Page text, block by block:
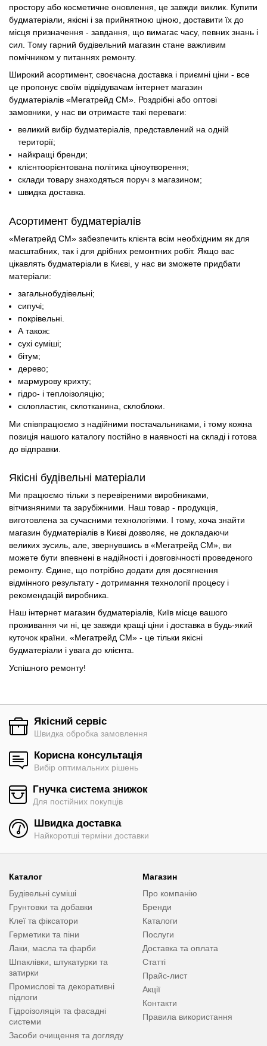
простору або косметичне оновлення, це завжди виклик. Купити
будматеріали, якісні і за прийнятною ціною, доставити їх до
місця призначення - завдання, що вимагає часу, певних знань і
сил. Тому гарний будівельний магазин стане важливим
помічником у питаннях ремонту.
Широкий асортимент, своєчасна доставка і приємні ціни - все
це пропонує своїм відвідувачам інтернет магазин
будматеріалів «Мегатрейд СМ». Роздрібні або оптові
замовники, у нас ви отримаєте такі переваги:
великий вибір будматеріалів, представлений на одній
території;
найкращі бренди;
клієнтоорієнтована політика ціноутворення;
склади товару знаходяться поруч з магазином;
швидка доставка.
Асортимент будматеріалів
«Мегатрейд СМ» забезпечить клієнта всім необхідним як для
масштабних, так і для дрібних ремонтних робіт. Якщо вас
цікавлять будматеріали в Києві, у нас ви зможете придбати
матеріали:
загальнобудівельні;
сипучі;
покрівельні.
А також:
сухі суміші;
бітум;
дерево;
мармурову крихту;
гідро- і теплоізоляцію;
склопластик, склотканина, склоблоки.
Ми співпрацюємо з надійними постачальниками, і тому кожна
позиція нашого каталогу постійно в наявності на складі і готова
до відправки.
Якісні будівельні матеріали
Ми працюємо тільки з перевіреними виробниками,
вітчизняними та зарубіжними. Наш товар - продукція,
виготовлена за сучасними технологіями. І тому, хоча знайти
магазин будматеріалів в Києві дозволяє, не докладаючи
великих зусиль, але, звернувшись в «Мегатрейд СМ», ви
можете бути впевнені в надійності і довговічності проведеного
ремонту. Єдине, що потрібно додати для досягнення
відмінного результату - дотримання технології процесу і
рекомендацій виробника.
Наш інтернет магазин будматеріалів, Київ місце вашого
проживання чи ні, це завжди кращі ціни і доставка в будь-який
куточок країни. «Мегатрейд СМ» - це тільки якісні
будматеріали і увага до клієнта.
Успішного ремонту!
Якісний сервіс
Швидка обробка замовлення
Корисна консультація
Вибір оптимальних рішень
Гнучка система знижок
Для постійних покупців
Швидка доставка
Найкоротші терміни доставки
Каталог
Будівельні суміші
Грунтовки та добавки
Клеї та фіксатори
Герметики та піни
Лаки, масла та фарби
Шпаклівки, штукатурки та
затирки
Промислові та декоративні
підлоги
Гідроізоляція та фасадні
системи
Засоби очищення та догляду
Магазин
Про компанію
Бренди
Каталоги
Послуги
Доставка та оплата
Статті
Прайс-лист
Акції
Контакти
Правила використання